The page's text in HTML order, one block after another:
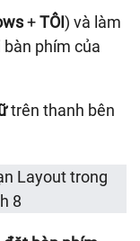
+TÔI) và làm
phím của
trên thanh bên